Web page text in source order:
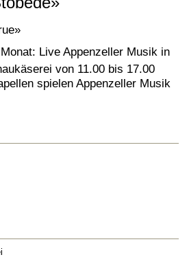
Live Appenzeller Musik in
von 11.00 bis 17.00
spielen Appenzeller Musik